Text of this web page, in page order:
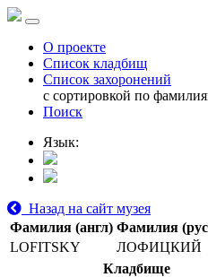
О проекте
Список кладбищ
Список захоронений
с сортировкой по
Поиск
Язык:
Назад на сайт музея
Фамилия (англ) Фамилия
LOFITSKY
ЛОФИЦКИЙ
Кладбище